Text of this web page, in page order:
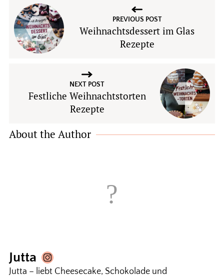
PREVIOUS POST
Weihnachtsdessert im Glas
Rezepte
NEXT POST
Festliche Weihnachtstorten
Rezepte
About the Author
Jutta
Jutta – liebt Cheesecake, Schokolade und